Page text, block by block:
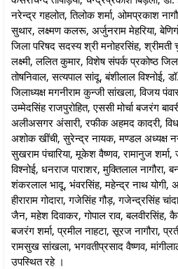
नरेन्द्र गहलोत, तिलोक शर्मा, ओमप्रकाश
सुथार, लक्ष्मण कलरू, अर्जुनराम मेहरिया,
जिला परिषद सदस्य श्री मनोहरसिंह,
लक्ष्मी, ललित कुमार, विशेष संपर्क प्रकोष्ठ
तोषनिवाल, सत्यपाल सांदू, बंशीलाल विश्नोई,
जिलाध्यक्ष मगनीराम कुन्जी सांखला, विजय
उम्मेदसिंह राजपुरोहित, एससी मोर्चा बजरंग
अलीअसगर अंसारी, रफीक अहमद कादरी,
अशोक खींची, सुरेन्द्र नायक, मण्डल अध्यक्ष
सुखराम पंचारिया, मूकेश वैष्णव, रामानुज शर्मा,
विश्नोई, धनराज पाराशर, मुक्तिलाल नागौरा,
शंकरलाल भादू, भंवरसिंह, महेन्द्र नाथ योगी,
हीराराम गोदारा, गजेसिंह गौड़, गजेन्द्रसिंह
जैन, महेश दिवाकर, गोपाल राव, बलवीरसिंह,
बजरंग शर्मा, प्रमील नाहटा, सूरज नागौरा,
रामसुख सांखला, भगवतीप्रसाद वैष्णव,
उपस्थित रहे ।